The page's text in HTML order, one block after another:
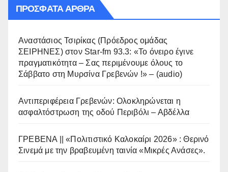
ΠΡΌΣΦΑΤΑ ΆΡΘΡΑ
Αναστάσιος Τσιρίκας (Πρόεδρος ομάδας
ΣΕΙΡΗΝΕΣ) στον Star-fm 93.3: «Το όνειρο έγινε
πραγματικότητα – Σας περιμένουμε όλους το
Σάββατο στη Μυρσίνα Γρεβενών !» – (audio)
Αντιπεριφέρεια Γρεβενών: Ολοκληρώνεται η
ασφαλτόστρωση της οδού Περιβόλι – Αβδέλλα
ΓΡΕΒΕΝΑ || «Πολιτιστικό Καλοκαίρι 2026» : Θερινό
Σινεμά με την βραβευμένη ταινία «Μικρές Ανάσες».